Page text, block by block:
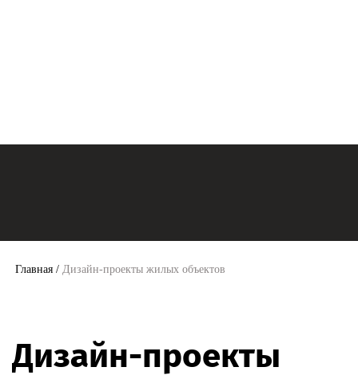
Главная / Дизайн-проекты жилых объектов
Дизайн-проекты